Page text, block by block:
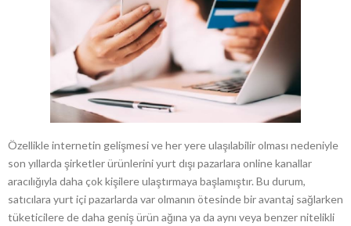
Özellikle internetin gelişmesi ve her yere ulaşılabilir olması nedeniyle
son yıllarda şirketler ürünlerini yurt dışı pazarlara online kanallar
aracılığıyla daha çok kişilere ulaştırmaya başlamıştır. Bu durum,
satıcılara yurt içi pazarlarda var olmanın ötesinde bir avantaj sağlarken
tüketicilere de daha geniş ürün ağına ya da aynı veya benzer nitelikli